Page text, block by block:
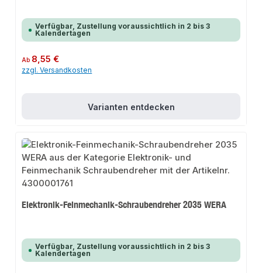
Verfügbar, Zustellung voraussichtlich in 2 bis 3
Kalendertagen
Regulärer Preis:
Ab 8,55 €
zzgl. Versandkosten
Varianten entdecken
Elektronik-Feinmechanik-Schraubendreher 2035 WERA
Verfügbar, Zustellung voraussichtlich in 2 bis 3
Kalendertagen